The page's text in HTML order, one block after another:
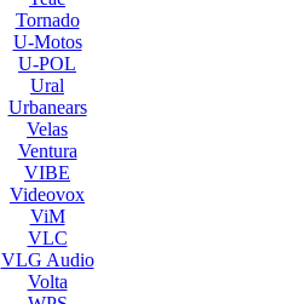
Tornado
U-Motos
U-POL
Ural
Urbanears
Velas
Ventura
VIBE
Videovox
ViM
VLC
VLG Audio
Volta